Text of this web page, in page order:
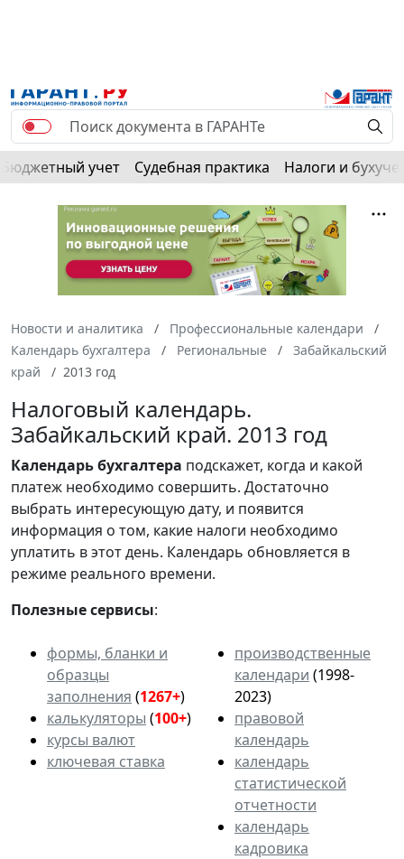
Бюджетный учет Судебная практика Налоги и
Новости и аналитика
Профессиональные календари
Календарь бухгалтера
Региональные
Забайкальский
край
2013 год
Налоговый календарь.
Забайкальский край. 2013 год
Календарьбухгалтера подскажет, когда и какой
платеж необходимо совершить. Достаточно
выбрать интересующую дату, и появится
информация о том, какие налоги необходимо
уплатить в этот день. Календарь обновляется в
режиме реального времени.
Полезные сервисы:
формы, бланки и
образцы
заполнения (1267+)
калькуляторы (100+)
курсы валют
ключевая ставка
производственные
календари (1998-
2023)
правовой
календарь
календарь
статистической
отчетности
календарь
кадровика